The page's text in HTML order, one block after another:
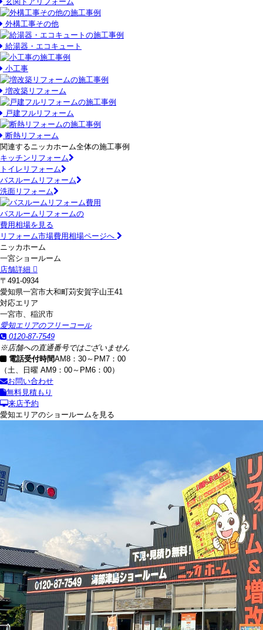
外構工事その他
給湯器・エコキュート
小工事
増改築リフォーム
戸建フルリフォーム
断熱リフォーム
関連するニッカホーム全体の施工事例
キッチンリフォーム
トイレリフォーム
バスルームリフォーム
洗面リフォーム
バスルームリフォームの
費用相場を見る
リフォーム市場費用相場ページへ
ニッカホーム
一宮ショールーム
店舗詳細
〒491-0934
愛知県一宮市大和町苅安賀字山王41
対応エリア
一宮市、稲沢市
愛知エリアのフリーコール
0120-87-7549
※店舗への直通番号ではございません
電話受付時間AM8：30～PM7：00
（土、日曜 AM9：00～PM6：00）
お問い合わせ
無料見積もり
来店予約
愛知エリアのショールームを見る